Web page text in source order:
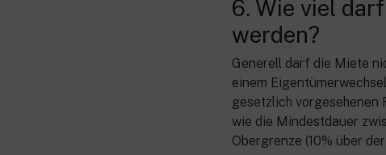
6. Wie viel
werden?
Generell darf die Miete
einem
gesetzlich vorgesehenen
wie die Mindestdauer
Obergrenze (10% über